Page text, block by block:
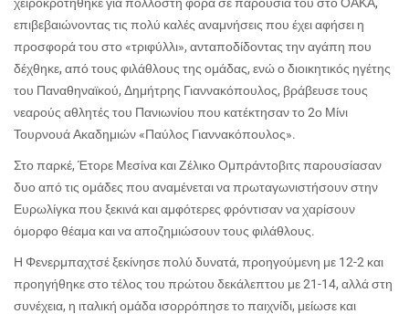
επιβεβαιώνοντας τις πολύ καλές αναμνήσεις που έχει αφήσει η
προσφορά του στο «τριφύλλι», ανταποδίδοντας την αγάπη που
δέχθηκε, από τους φιλάθλους της ομάδας, ενώ ο διοικητικός ηγέτης
του Παναθηναϊκού, Δημήτρης Γιαννακόπουλος, βράβευσε τους
νεαρούς αθλητές του Πανιωνίου που κατέκτησαν το 2ο Μίνι
Τουρνουά Ακαδημιών «Παύλος Γιαννακόπουλος».
Στο παρκέ, Έτορε Μεσίνα και Ζέλικο Ομπράντοβιτς παρουσίασαν
δυο από τις ομάδες που αναμένεται να πρωταγωνιστήσουν στην
Ευρωλίγκα που ξεκινά και αμφότερες φρόντισαν να χαρίσουν
όμορφο θέαμα και να αποζημιώσουν τους φιλάθλους.
Η Φενερμπαχτσέ ξεκίνησε πολύ δυνατά, προηγούμενη με 12-2 και
προηγήθηκε στο τέλος του πρώτου δεκάλεπτου με 21-14, αλλά στη
συνέχεια, η ιταλική ομάδα ισορρόπησε το παιχνίδι, μείωσε και